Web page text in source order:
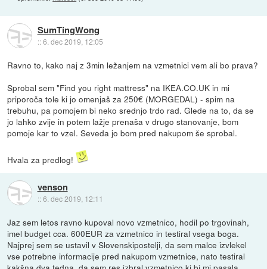
SumTingWong
::6. dec 2019, 12:05
Ravno to, kako naj z 3min ležanjem na vzmetnici vem ali bo prava?
Sprobal sem "Find you right mattress" na IKEA.CO.UK in mi
priporoča tole ki jo omenjaš za 250€ (MORGEDAL) - spim na
trebuhu, pa pomojem bi neko srednjo trdo rad. Glede na to, da se
jo lahko zvije in potem lažje prenaša v drugo stanovanje, bom
pomoje kar to vzel. Seveda jo bom pred nakupom še sprobal.
Hvala za predlog!
venson
::6. dec 2019, 12:11
Jaz sem letos ravno kupoval novo vzmetnico, hodil po trgovinah,
imel budget cca. 600EUR za vzmetnico in testiral vsega boga.
Najprej sem se ustavil v Slovenskipostelji, da sem malce izvlekel
vse potrebne informacije pred nakupom vzmetnice, nato testiral